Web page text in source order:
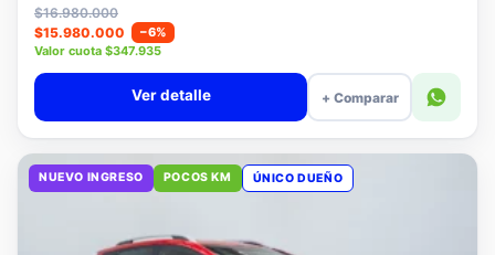
Lista
$16.980.000
$15.980.000
−6%
Valor cuota $347.935
+ Comparar
NUEVO INGRESO POCOS KM